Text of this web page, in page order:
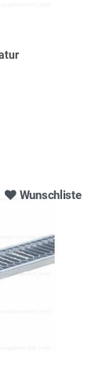
Wunschliste